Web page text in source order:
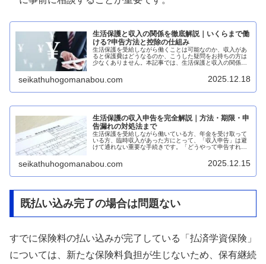
生活保護と収入の関係を徹底解説｜いくらまで働
ける?申告方法と控除の仕組み
生活保護を受給しながら働くことは可能なのか、収入があ
ると保護費はどうなるのか、こうした疑問をお持ちの方は
少なくありません。本記事では、生活保護と収入の関係に
seikathuhogomanabou.com 2025.12.18
生活保護の収入申告を完全解説｜方法・期限・申
告漏れの対処法まで
生活保護を受給しながら働いている方、年金を受け取って
いる方、臨時収入があった方にとって、「収入申告」は避
けて通れない重要な手続きです。「どうやって申告すれば
seikathuhogomanabou.com 2025.12.15
既払い込み完了の場合は問題ない
すでに保険料の払い込みが完了している「払済学資保険」
については、新たな保険料負担が生じないため、保有継続